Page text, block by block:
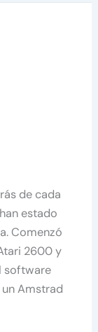
de cada
estado
Comenzó
2600 y
software
Amstrad